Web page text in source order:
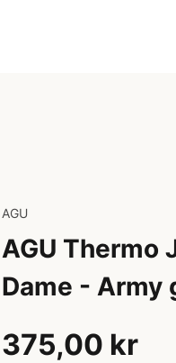
AGU
AGU Thermo
Dame - Army
375,00 kr